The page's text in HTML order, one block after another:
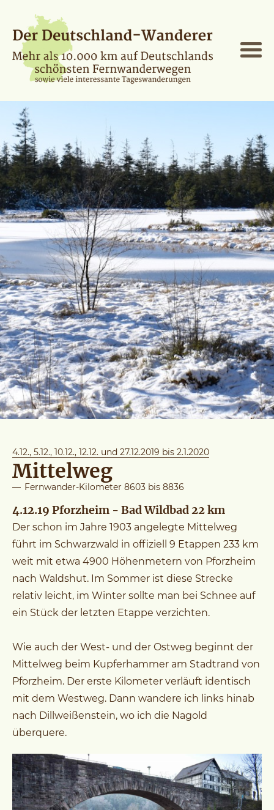
4.12., 5.12., 10.12., 12.12. und 27.12.2019 bis 2.1.2020
Mittelweg
— Fernwander-Kilometer 8603 bis 8836
4.12.19 Pforzheim - Bad Wildbad 22 km
Der schon im Jahre 1903 angelegte Mittelweg
führt im Schwarzwald in offiziell 9 Etappen 233 km
weit mit etwa 4900 Höhenmetern von Pforzheim
nach Waldshut. Im Sommer ist diese Strecke
relativ leicht, im Winter sollte man bei Schnee auf
ein Stück der letzten Etappe verzichten.
Wie auch der West- und der Ostweg beginnt der
Mittelweg beim Kupferhammer am Stadtrand von
Pforzheim. Der erste Kilometer verläuft identisch
mit dem Westweg. Dann wandere ich links hinab
nach Dillweißenstein, wo ich die Nagold
überquere.